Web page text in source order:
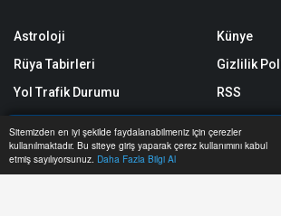
Sitemizden en iyi şekilde faydalanabilmeniz için çerezler
kullanılmaktadır. Bu siteye giriş yaparak çerez kullanımını kabul
etmiş sayılıyorsunuz. Daha Fazla Bilgi Al
Astroloji
Rüya Tabirleri
Yol Trafik Durumu
Künye
Gizlilik
RSS
Sitemap
Sitene Ekle
Arşiv
Anasayfa Yazarlar Haber Ara